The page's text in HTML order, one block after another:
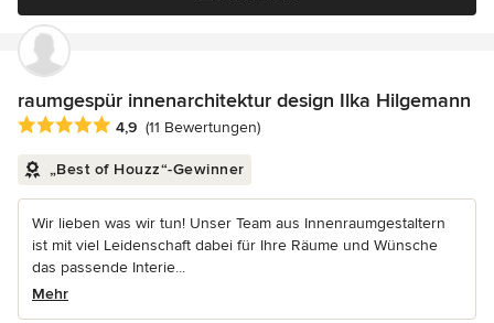
raumgespür innenarchitektur design Ilka Hilgemann
Durchschnittliche Bewertung: 4.9 von 5 Sternen
4,9 (11 Bewertungen)
„Best of Houzz“-Gewinner
Wir lieben was wir tun! Unser Team aus Innenraumgestaltern
ist mit viel Leidenschaft dabei für Ihre Räume und Wünsche
das passende Interie...
Mehr